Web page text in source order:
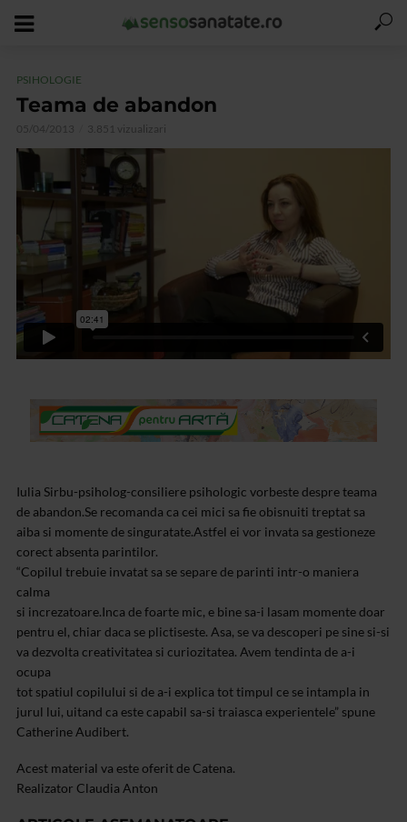
PSIHOLOGIE
Teama de abandon
05/04/2013 3.851 vizualizari
Iulia Sirbu-psiholog-consiliere psihologic vorbeste despre teama
de abandon.Se recomanda ca cei mici sa fie obisnuiti treptat sa
aiba si momente de singuratate.Astfel ei vor invata sa gestioneze
corect absenta pa­rintilor.
“Copilul trebuie invatat sa se separe de parinti intr-o maniera
calma
si increzatoare.Inca de foarte mic, e bine sa-i lasam momente doar
pentru el, chiar daca se plictiseste. Asa, se va descoperi pe sine si-si
va dezvolta creativitatea si curiozitatea. Avem tendinta de a-i
ocupa
tot spatiul copilului si de a-i explica tot timpul ce se intampla in
jurul lui, uitand ca este capabil sa-si traiasca experientele” spune
Catherine Audibert.
Acest material va este oferit de Catena.
Realizator Claudia Anton